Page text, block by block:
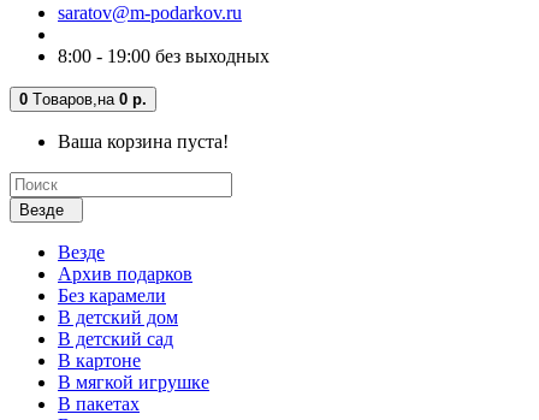
saratov@m-podarkov.ru
8:00 - 19:00 без выходных
0 Tоваров, на 0 р.
Ваша корзина пуста!
Везде
Везде
Архив подарков
Без карамели
В детский дом
В детский сад
В картоне
В мягкой игрушке
В пакетах